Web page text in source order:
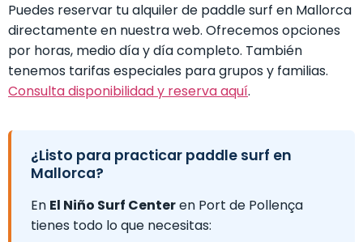
Puedes reservar tu alquiler de paddle surf en Mallorca
directamente en nuestra web. Ofrecemos opciones
por horas, medio día y día completo. También
tenemos tarifas especiales para grupos y familias.
Consulta disponibilidad y reserva aquí.
¿Listo para practicar paddle surf en
Mallorca?
En El Niño Surf Centeren Port de Pollença
tienes todo lo que necesitas: